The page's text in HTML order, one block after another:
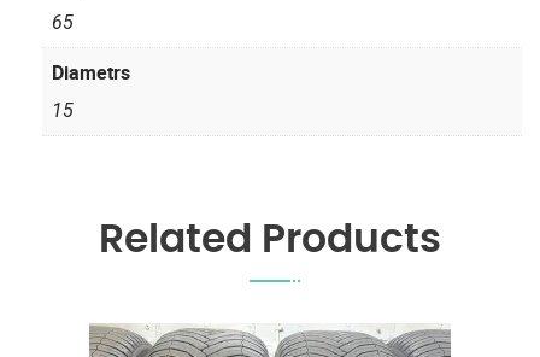
65
Diametrs
15
Related Products